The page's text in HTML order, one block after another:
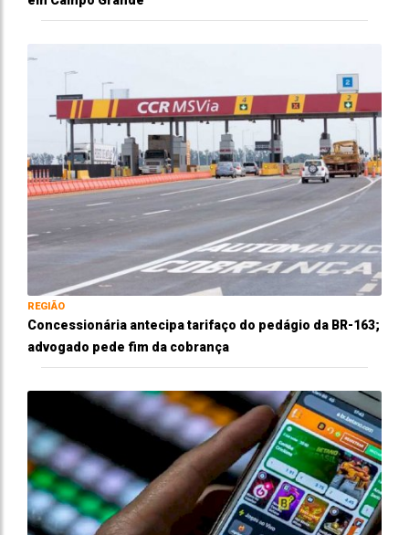
REGIÃO
Concessionária antecipa tarifaço do pedágio da BR-163;
advogado pede fim da cobrança